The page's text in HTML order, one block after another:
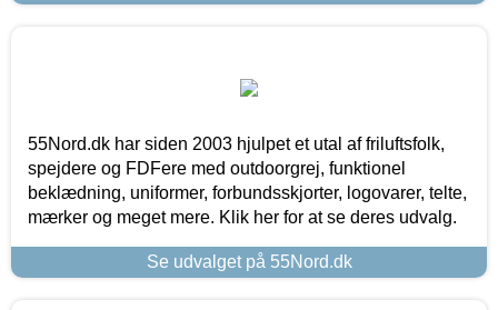
55Nord.dk har siden 2003 hjulpet et utal af friluftsfolk,
spejdere og FDFere med outdoorgrej, funktionel
beklædning, uniformer, forbundsskjorter, logovarer, telte,
mærker og meget mere. Klik her for at se deres udvalg.
Se udvalget på 55Nord.dk